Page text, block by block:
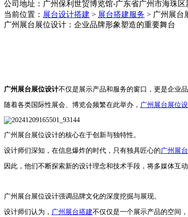
公司地址： 广州保利世贸博览馆-广东省广州市海珠
当前位置： 展台设计搭建 > 展台搭建服务 > 广州展台
广州展台展位设计：企业品牌形象塑造的重要舞台
广州展台展位设计不仅是展示产品和服务的窗口，更是企业
随着各类国际性展会、博览会频繁在此举办， 广州展台展位
广州展台展位设计的核心在于创新与独特性。
设计师们深知，在信息爆炸的时代，只有独具匠心的广州展
因此，他们不断探索新的设计理念和技术手段，将多媒体互
广州展台展位设计强调品牌文化的深度挖掘与展现。
设计师们认为， 广州展台搭建不仅仅是一个展示产品的空间